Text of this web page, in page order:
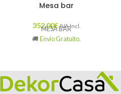
Mesa bar
352,00€ IVA Incl.
MESA BAR
🚚 Envío Gratuito.